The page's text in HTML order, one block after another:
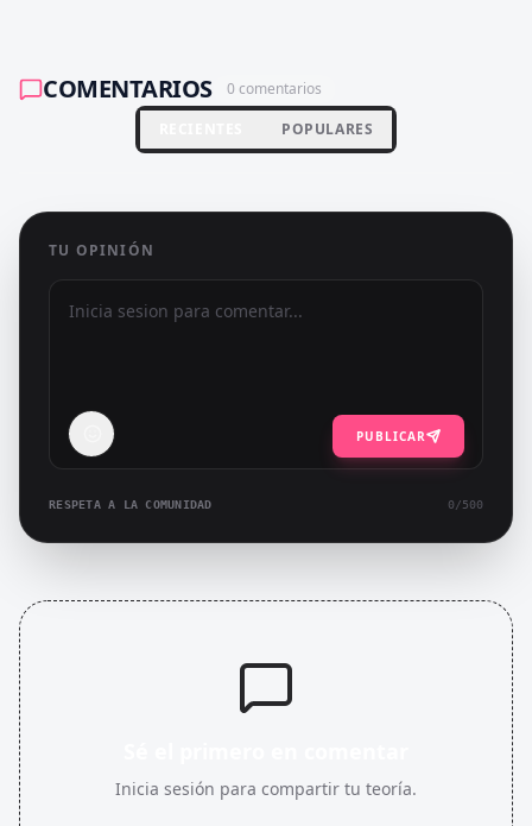
COMENTARIOS 0 comentarios
POPULARES
TU OPINIÓN
PUBLICAR
RESPETA A LA COMUNIDAD 0/500
Inicia sesión para compartir tu teoría.